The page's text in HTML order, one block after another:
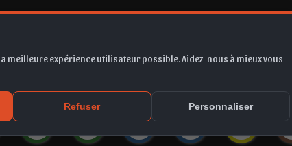
expérience utilisateur possible. Aidez-nous à mieux vous
Refuser Personnaliser